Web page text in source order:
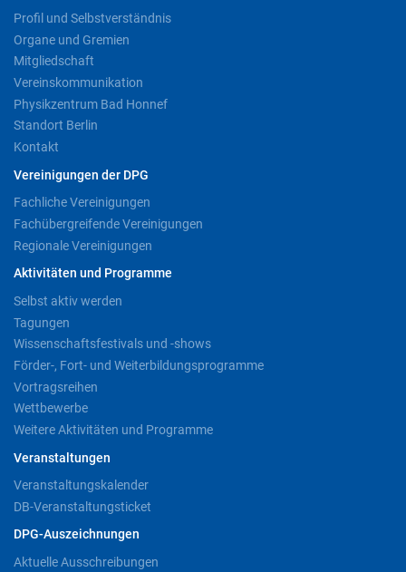
Profil und Selbstverständnis
Organe und Gremien
Mitgliedschaft
Vereinskommunikation
Physikzentrum Bad Honnef
Standort Berlin
Kontakt
Vereinigungen der DPG
Fachliche Vereinigungen
Fachübergreifende Vereinigungen
Regionale Vereinigungen
Aktivitäten und Programme
Selbst aktiv werden
Tagungen
Wissenschaftsfestivals und -shows
Förder-, Fort- und Weiterbildungsprogramme
Vortragsreihen
Wettbewerbe
Weitere Aktivitäten und Programme
Veranstaltungen
Veranstaltungskalender
DB-Veranstaltungsticket
DPG-Auszeichnungen
Aktuelle Ausschreibungen